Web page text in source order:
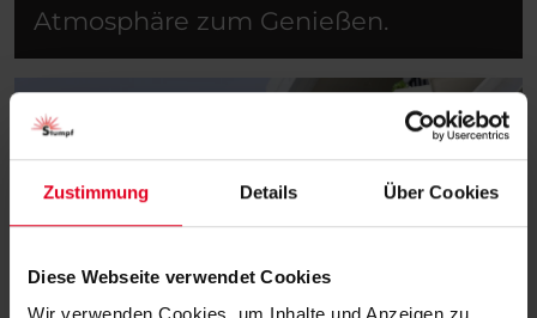
Zustimmung Details Über Cookies
Diese Webseite verwendet Cookies
Atmosphäre zum Genießen.